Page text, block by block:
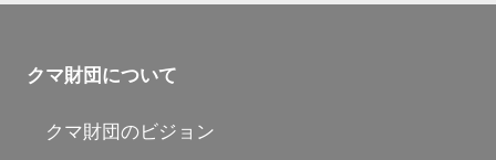
クマ財団について
クマ財団のビジョン